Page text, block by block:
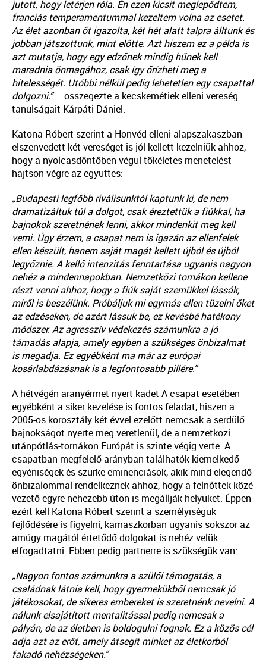
jutott, hogy letérjen róla. Én ezen kicsit meglepődtem,
franciás temperamentummal kezeltem volna az esetet.
Az élet azonban őt igazolta, két hét alatt talpra álltunk és
jobban játszottunk, mint előtte. Azt hiszem ez a példa is
azt mutatja, hogy egy edzőnek mindig hűnek kell
maradnia önmagához, csak így őrízheti meg a
hitelességét. Utóbbi nélkül pedig lehetetlen egy csapattal
dolgozni.”– összegezte a kecskemétiek elleni vereség
tanulságait Kárpáti Dániel.
Katona Róbert szerint a Honvéd elleni alapszakaszban
elszenvedett két vereséget is jól kellett kezelniük ahhoz,
hogy a nyolcasdöntőben végül tökéletes menetelést
hajtson végre az együttes:
„Budapesti legfőbb riválisunktól kaptunk ki, de nem
dramatizáltuk túl a dolgot, csak éreztettük a fiúkkal, ha
bajnokok szeretnének lenni, akkor mindenkit meg kell
verni. Úgy érzem, a csapat nem is igazán az ellenfelek
ellen készült, hanem saját magát kellett újból és újból
legyőznie. A kellő intenzitás fenntartása ugyanis nagyon
nehéz a mindennapokban. Nemzetközi tornákon kellene
részt venni ahhoz, hogy a fiúk saját szemükkel lássák,
miről is beszélünk. Próbáljuk mi egymás ellen tüzelni őket
az edzéseken, de azért lássuk be, ez kevésbé hatékony
módszer. Az agresszív védekezés számunkra a jó
támadás alapja, amely egyben a szükséges önbizalmat
is megadja. Ez egyébként ma már az európai
kosárlabdázásnak is a legfontosabb pillére.”
A hétvégén aranyérmet nyert kadet A csapat esetében
egyébként a siker kezelése is fontos feladat, hiszen a
2005-ös korosztály két évvel ezelőtt nemcsak a serdülő
bajnokságot nyerte meg veretlenül, de a nemzetközi
utánpótlás-tornákon Európát is szinte végig verte. A
csapatban megfelelő arányban találhatók kiemelkedő
egyéniségek és szürke eminenciások, akik mind elegendő
önbizalommal rendelkeznek ahhoz, hogy a felnőttek közé
vezető egyre nehezebb úton is megállják helyüket. Éppen
ezért kell Katona Róbert szerint a személyiségük
fejlődésére is figyelni, kamaszkorban ugyanis sokszor az
amúgy magától értetődő dolgokat is nehéz velük
elfogadtatni. Ebben pedig partnerre is szükségük van:
„Nagyon fontos számunkra a szülői támogatás, a
családnak látnia kell, hogy gyermekükből nemcsak jó
játékosokat, de sikeres embereket is szeretnénk nevelni. A
nálunk elsajátított mentalitással pedig nemcsak a
pályán, de az életben is boldogulni fognak. Ez a közös cél
adja azt az erőt, amely átsegít minket az életkorból
fakadó nehézségeken.”